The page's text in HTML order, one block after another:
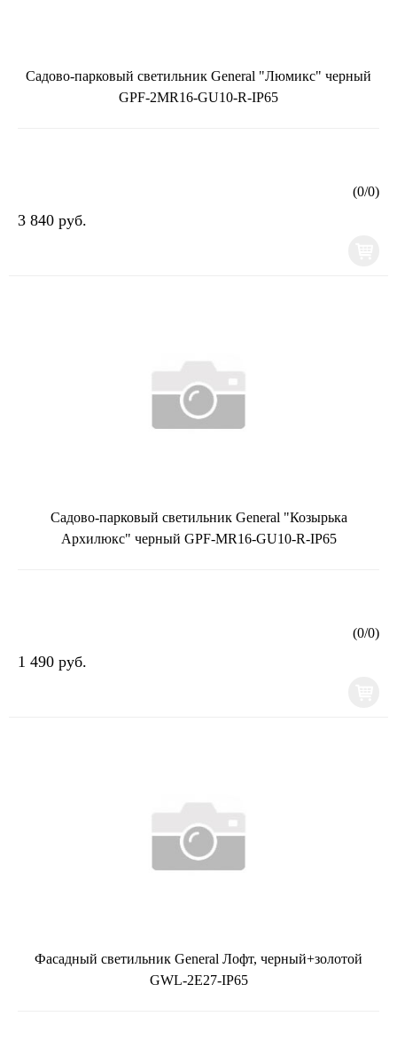
Садово-парковый светильник General "Люмикс" черный
GPF-2MR16-GU10-R-IP65
(0/0)
3 840 руб.
Садово-парковый светильник General "Козырька
Архилюкс" черный GPF-MR16-GU10-R-IP65
(0/0)
1 490 руб.
Фасадный светильник General Лофт, черный+золотой
GWL-2E27-IP65